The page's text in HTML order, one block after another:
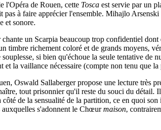
l'Opéra de Rouen, cette Tosca est servie par un
pas à faire apprécier l'ensemble. Mihajlo
et sonore.
un Scarpia beaucoup trop confidentiel
timbre richement coloré et de grands moyens,
si bien qu'échoue la seule tentative de
et la vaillance nécessaire (compte non tenu que
Oswald Sallaberger propose une lecture très
tout prisonnier qu'il reste du souci du détail.
de la sensualité de la partition, ce en quoi
s'adonnent le Chœurmaison,